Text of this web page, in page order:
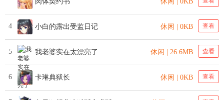
4 小白的露出受监日记 休闲 | 0KB 查看
5 我老婆实在太漂亮了 休闲 | 26.6MB 查看
6 卡琳典狱长 休闲 | 0KB 查看